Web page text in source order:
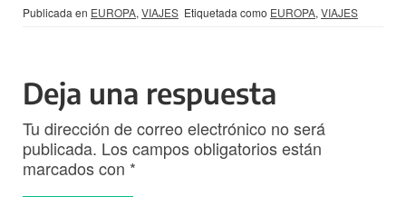
Publicada en EUROPA, VIAJES Etiquetada como EUROPA, VIAJES
Deja una respuesta
Tu dirección de correo electrónico no será
publicada. Los campos obligatorios están
marcados con *